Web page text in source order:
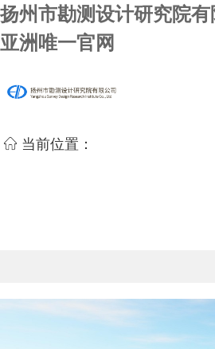
扬州市勘测设计研究院
亚洲唯一官网
当前位置：